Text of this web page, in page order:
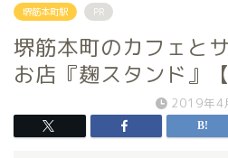
堺筋本町駅 PR
堺筋本町のカフェと
お店『麹スタンド』【
2019年4